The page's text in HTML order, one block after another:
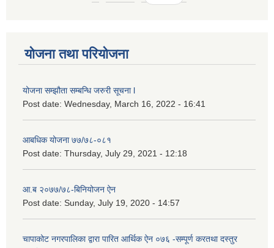
योजना तथा परियोजना
योजना सम्झौता सम्बन्धि जरुरी सूचना l
Post date: Wednesday, March 16, 2022 - 16:41
आबधिक योजना ७७/७८-०८१
Post date: Thursday, July 29, 2021 - 12:18
आ.ब २०७७/७८-बिनियोजन ऐन
Post date: Sunday, July 19, 2020 - 14:57
चापाकोट नगरपालिका द्वारा पारित आर्थिक ऐन ०७६ -सम्पूर्ण करतथा दस्तुर